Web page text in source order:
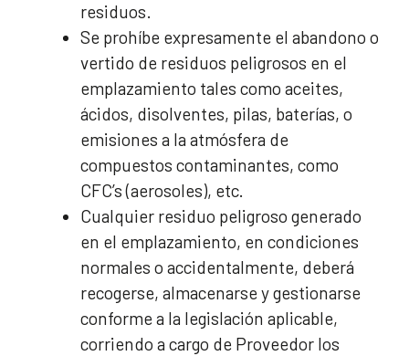
residuos.
Se prohíbe expresamente el abandono o
vertido de residuos peligrosos en el
emplazamiento tales como aceites,
ácidos, disolventes, pilas, baterías, o
emisiones a la atmósfera de
compuestos contaminantes, como
CFC’s (aerosoles), etc.
Cualquier residuo peligroso generado
en el emplazamiento, en condiciones
normales o accidentalmente, deberá
recogerse, almacenarse y gestionarse
conforme a la legislación aplicable,
corriendo a cargo de Proveedor los